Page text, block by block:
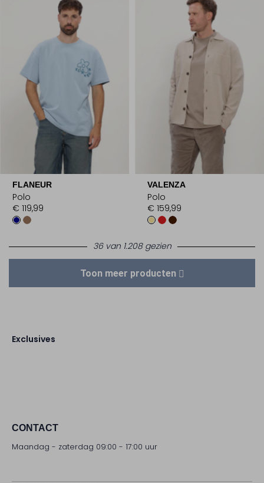
FLANEUR
Polo
€ 119,99
VALENZA
Polo
€ 159,99
36 van 1.208 gezien
Toon meer producten
Exclusives
CONTACT
Maandag - zaterdag 09:00 - 17:00 uur